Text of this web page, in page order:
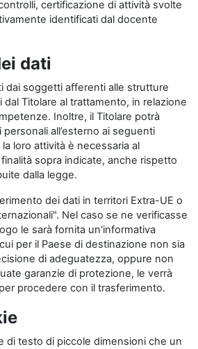
certificazione di attività svolte
identificati dal docente
dati
dai soggetti afferenti alle strutture
dal Titolare al trattamento, in relazione
Inoltre, il Titolare potrà
all’esterno ai seguenti
loro attività è necessaria al
sopra indicate, anche rispetto
dalla legge.
dei dati in territori Extra-UE o
Nel caso se ne verificasse
le sarà fornita un'informativa
per il Paese di destinazione non sia
di adeguatezza, oppure non
garanzie di protezione, le verrà
procedere con il trasferimento.
di testo di piccole dimensioni che un